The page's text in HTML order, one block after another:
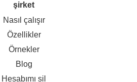
şirket
Nasıl çalışır
Özellikler
Örnekler
Blog
Hesabımı sil